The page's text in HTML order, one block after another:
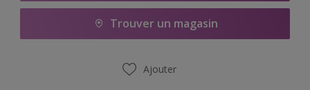
Trouver un magasin
Ajouter